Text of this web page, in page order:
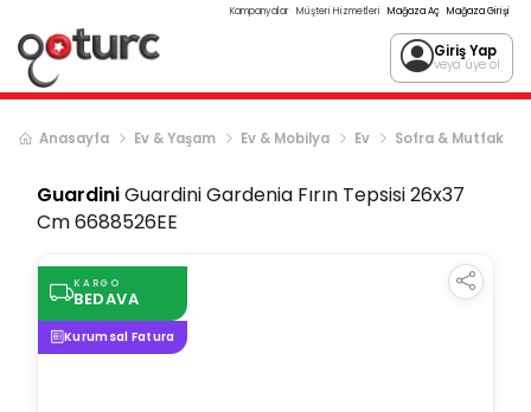
Kampanyalar Müşteri Hizmetleri Mağaza Aç Mağaza Girişi
Giriş Yap
veya üye ol
Anasayfa Ev & Yaşam Ev & Mobilya Ev Sofra & Mutfak
GuardiniGuardini Gardenia Fırın Tepsisi 26x37
Cm 6688526EE
KARGO
BEDAVA
Kurumsal Fatura